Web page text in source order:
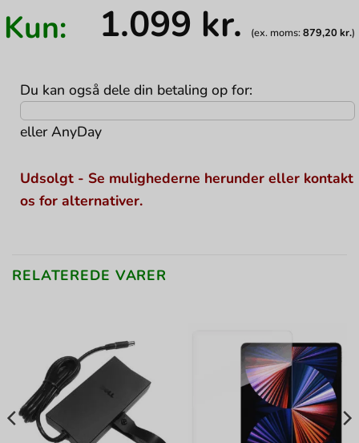
Kun: 1.099 kr. (ex. moms:879,20 kr.)
Du kan også dele din betaling op for:
ellerAnyDay
Udsolgt - Se mulighederne herunder eller kontakt
os for alternativer.
RELATEREDE VARER